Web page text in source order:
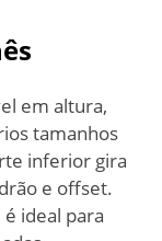
em altura,
tamanhos
inferior gira
e offset.
ideal para